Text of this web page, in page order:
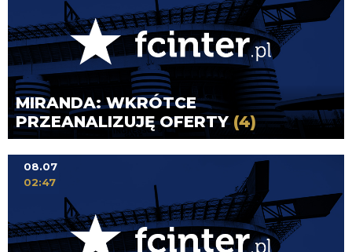
MIRANDA: WKRÓTCE
PRZEANALIZUJĘ OFERTY (4)
08.07
02:47